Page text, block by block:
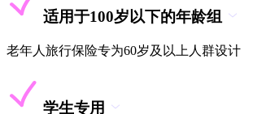
适用于100岁以下的年龄组
老年人旅行保险专为60岁及以上人群设计
学生专用